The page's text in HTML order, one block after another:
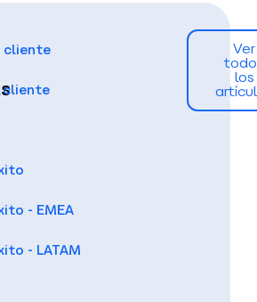
cliente
cliente
- EMEA
- LATAM
Ver
los